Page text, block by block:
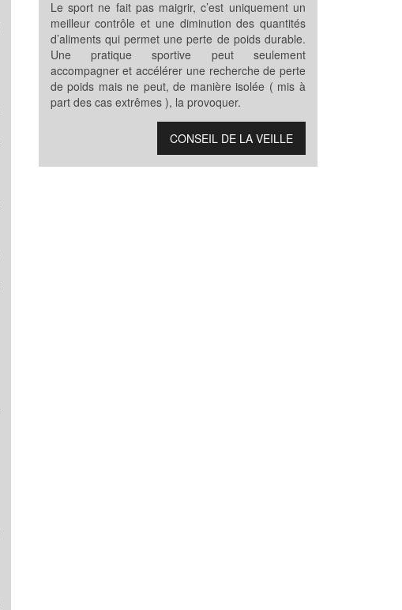
Le sport ne fait pas maigrir, c’est uniquement un
meilleur contrôle et une diminution des quantités
d’aliments qui permet une perte de poids durable.
Une pratique sportive peut seulement
accompagner et accélérer une recherche de perte
de poids mais ne peut, de manière isolée ( mis à
part des cas extrêmes ), la provoquer.
CONSEIL DE LA VEILLE